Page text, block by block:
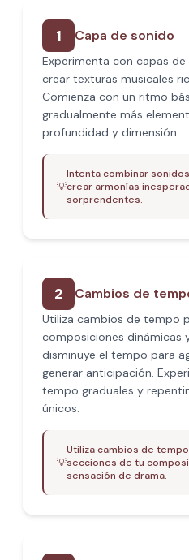
1 Capa de sonido
Experimenta con capas
crear texturas musicales
Comienza con un ritmo
gradualmente más
profundidad y dimensión.
💡
Intenta combinar
crear armonías
sorprendentes.
2 Cambios de
Utiliza cambios de tempo
composiciones dinámicas
disminuye el tempo para
generar anticipación.
tempo graduales y
únicos.
💡
Utiliza cambios de
secciones de tu
sensación de drama.